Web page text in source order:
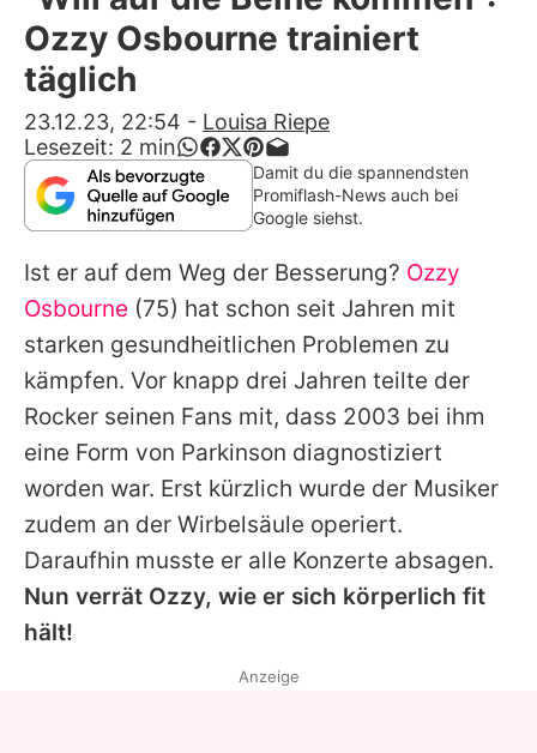
Alle Themen auf Promiflash
App runterladen
Team
Redaktionelle Richtlinien
Impressum
Datenschutzerklärung
Nutzungsbedingungen
Utiq verwalten
Ozzy Osbourne trainiert
täglich
23.12.23, 22:54 - Louisa Riepe
Lesezeit: 2 min
Damit du die spannendsten
Promiflash-News auch bei
Google siehst.
Ist er auf dem Weg der Besserung? Ozzy
Osbourne (75) hat schon seit Jahren mit
starken gesundheitlichen Problemen zu
kämpfen. Vor knapp drei Jahren teilte der
Rocker seinen Fans mit, dass 2003 bei ihm
eine Form von Parkinson diagnostiziert
worden war. Erst kürzlich wurde der Musiker
zudem an der Wirbelsäule operiert.
Daraufhin musste er alle Konzerte absagen.
Nun verrät Ozzy, wie er sich körperlich fit
hält!
Anzeige